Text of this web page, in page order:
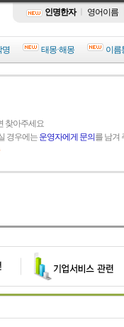
인명한자 영어이름
명 태몽·해몽 이름
찾아주세요
경우에는 운영자에게 문의 를 남겨